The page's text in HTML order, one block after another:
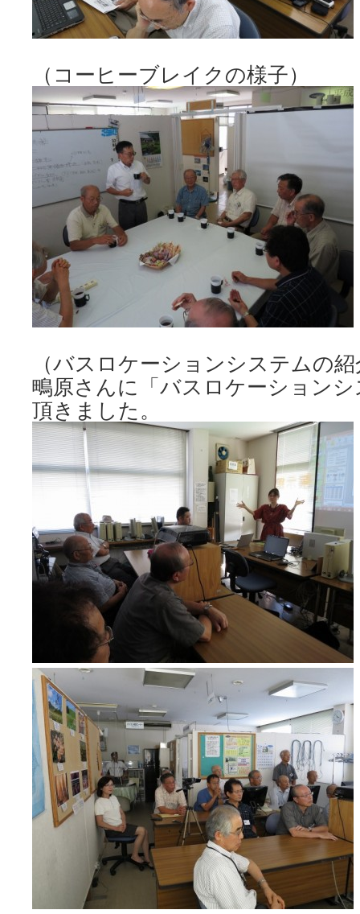
（コーヒーブレイクの様子）
（バスロケーションシステムの
鴫原さんに「バスロケーション
頂きました。